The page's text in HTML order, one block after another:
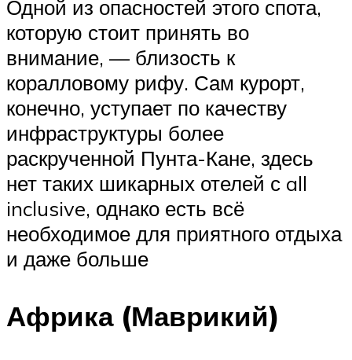
Одной из опасностей этого спота,
которую стоит принять во
внимание, — близость к
коралловому рифу. Сам курорт,
конечно, уступает по качеству
инфраструктуры более
раскрученной Пунта-Кане, здесь
нет таких шикарных отелей с all
inclusive, однако есть всё
необходимое для приятного отдыха
и даже больше
Африка (Маврикий)